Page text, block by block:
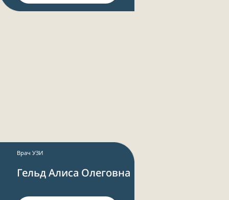
Врач УЗИ
Гельд Алиса Олеговна